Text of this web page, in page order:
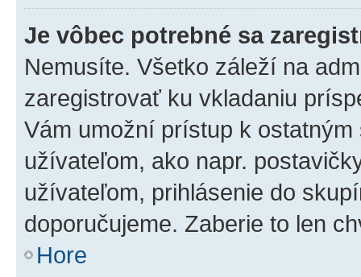
Je vôbec potrebné sa
Nemusíte. Všetko záleží na
zaregistrovať ku vkladaniu
Vám umožní prístup k
užívateľom, ako napr.
užívateľom, prihlásenie do
doporučujeme. Zaberie to len
Hore